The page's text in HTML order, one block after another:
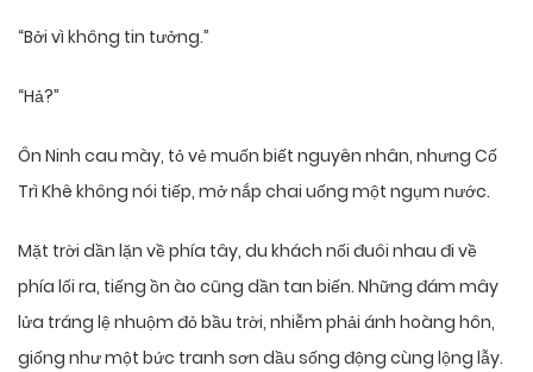
“Bởi vì không tin tưởng.”
“Hả?”
Ôn Ninh cau mày, tỏ vẻ muốn biết nguyên nhân, nhưng Cố
Trì Khê không nói tiếp, mở nắp chai uống một ngụm nước.
Mặt trời dần lặn về phía tây, du khách nối đuôi nhau đi về
phía lối ra, tiếng ồn ào cũng dần tan biến. Những đám mây
lửa tráng lệ nhuộm đỏ bầu trời, nhiễm phải ánh hoàng hôn,
giống như một bức tranh sơn dầu sống động cùng lộng lẫy.